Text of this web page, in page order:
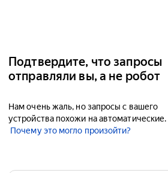
Подтвердите, что запросы
отправляли вы, а не робот
Нам очень жаль, но запросы с вашего
устройства похожи на автоматические.
Почему это могло произойти?